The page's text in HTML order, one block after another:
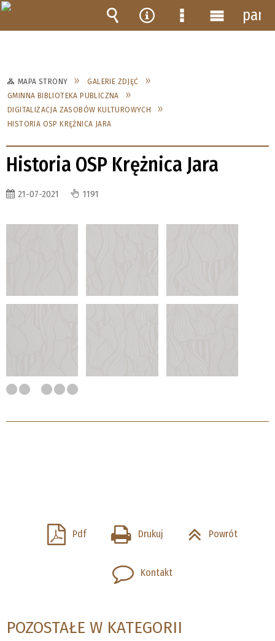
MAPA STRONY
GALERIE ZDJĘĆ
GMINNA BIBLIOTEKA PUBLICZNA
DIGITALIZACJA ZASOBÓW KULTUROWYCH
HISTORIA OSP KRĘŻNICA JARA
Historia OSP Krężnica Jara
21-07-2021 1191
Pdf Drukuj Powrót
Kontakt
POZOSTAŁE W KATEGORII
Wyszukiwarka
Narzędzia
MenuMenu